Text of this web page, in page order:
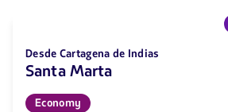
Desde Cartagena de Indias
Santa Marta
Economy